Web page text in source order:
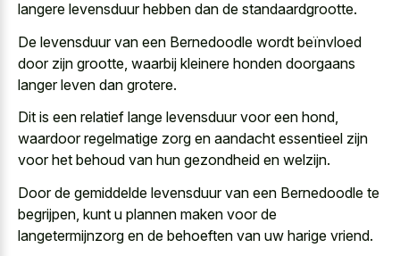
langere levensduur hebben dan de standaardgrootte.
De levensduur van een Bernedoodle wordt beïnvloed
door zijn grootte, waarbij kleinere honden doorgaans
langer leven dan grotere.
Dit is een relatief lange levensduur voor een hond,
waardoor regelmatige zorg en aandacht essentieel zijn
voor het behoud van hun gezondheid en welzijn.
Door de gemiddelde levensduur van een Bernedoodle te
begrijpen, kunt u plannen maken voor de
langetermijnzorg en de behoeften van uw harige vriend.